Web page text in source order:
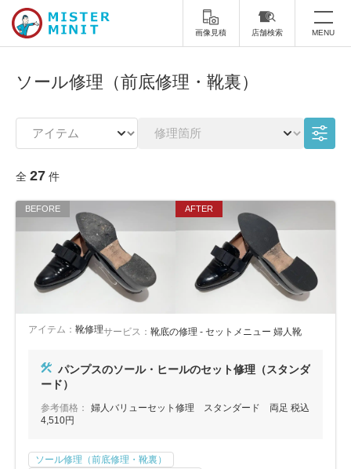
画像見積 店舗検索 MENU
スーツケース修理
スニーカー修理 靴磨き
カバンの修理 時計修理・電池交換
傘修理 合鍵の作製
店舗を探す
ソール修理（前底修理・靴裏）
全 27 件
アイテム： 靴修理サービス： 靴底の修理 - セットメニュー 婦人靴
パンプスのソール・ヒールのセット修理（スタンダ
ード）
参考価格：
婦人バリューセット修理 スタンダード 両足 税込
4,510円
ソール修理（前底修理・靴裏）